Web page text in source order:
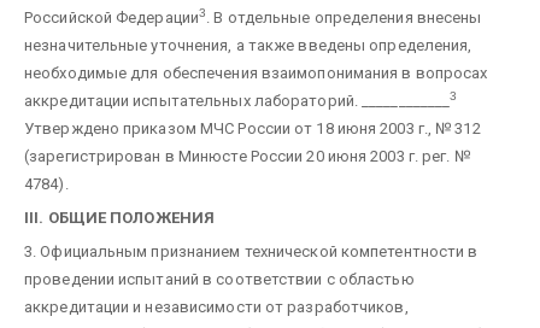
Российской Федерации3
. В отдельные определения внесены
незначительные уточнения, а также введены определения,
необходимые для обеспечения взаимопонимания в вопросах
аккредитации испытательных лабораторий.
____________3
Утверждено приказом МЧС России от 18 июня 2003 г., № 312
(зарегистрирован в Минюсте России 20 июня 2003 г. рег. №
4784).
III. ОБЩИЕ ПОЛОЖЕНИЯ
3. Официальным признанием технической компетентности в
проведении испытаний в соответствии с областью
аккредитации и независимости от разработчиков,